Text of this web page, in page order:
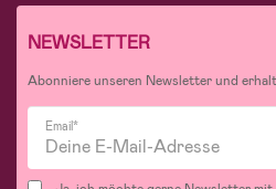
NEWSLETTER
Abonniere unseren Newsletter und
Email*